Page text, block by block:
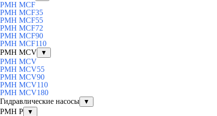
PMH MCF
PMH MCF35
PMH MCF55
PMH MCF72
PMH MCF90
PMH MCF110
PMH MCV
▼
PMH MCV
PMH MCV55
PMH MCV90
PMH MCV110
PMH MCV180
Гидравлические насосы
▼
PMH P ▼